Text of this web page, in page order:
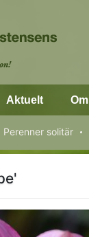
Aktuelt Om
Perenner solitär